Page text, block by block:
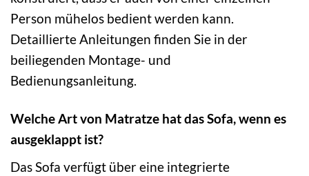
Person mühelos bedient werden kann.
Detaillierte Anleitungen finden Sie in der
beiliegenden Montage- und
Bedienungsanleitung.
Welche Art von Matratze hat das Sofa, wenn es
ausgeklappt ist?
Das Sofa verfügt über eine integrierte